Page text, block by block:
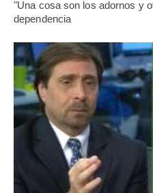
"Una cosa son los adornos y
dependencia